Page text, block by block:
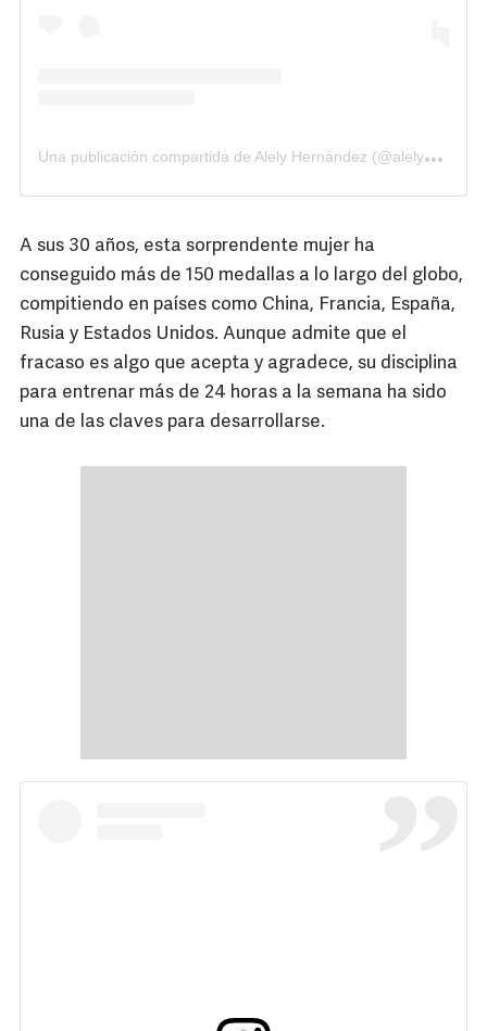
U
na publicación compartida de Alely Hernández (@alelyhdez)
A sus 30 años, esta sorprendente mujer ha
conseguido más de 150 medallas a lo largo del globo,
compitiendo en países como China, Francia, España,
Rusia y Estados Unidos. Aunque admite que el
fracaso es algo que acepta y agradece, su disciplina
para entrenar más de 24 horas a la semana ha sido
una de las claves para desarrollarse.